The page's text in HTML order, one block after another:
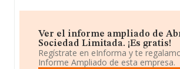
Ver el informe ampliado de
Sociedad Limitada. ¡Es gratis!
Regístrate en eInforma y te
Informe Ampliado de esta empresa.